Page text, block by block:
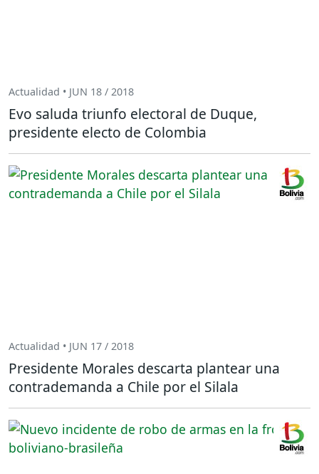
Actualidad • JUN 18 / 2018
Evo saluda triunfo electoral de Duque,
presidente electo de Colombia
Actualidad • JUN 17 / 2018
Presidente Morales descarta plantear una
contrademanda a Chile por el Silala